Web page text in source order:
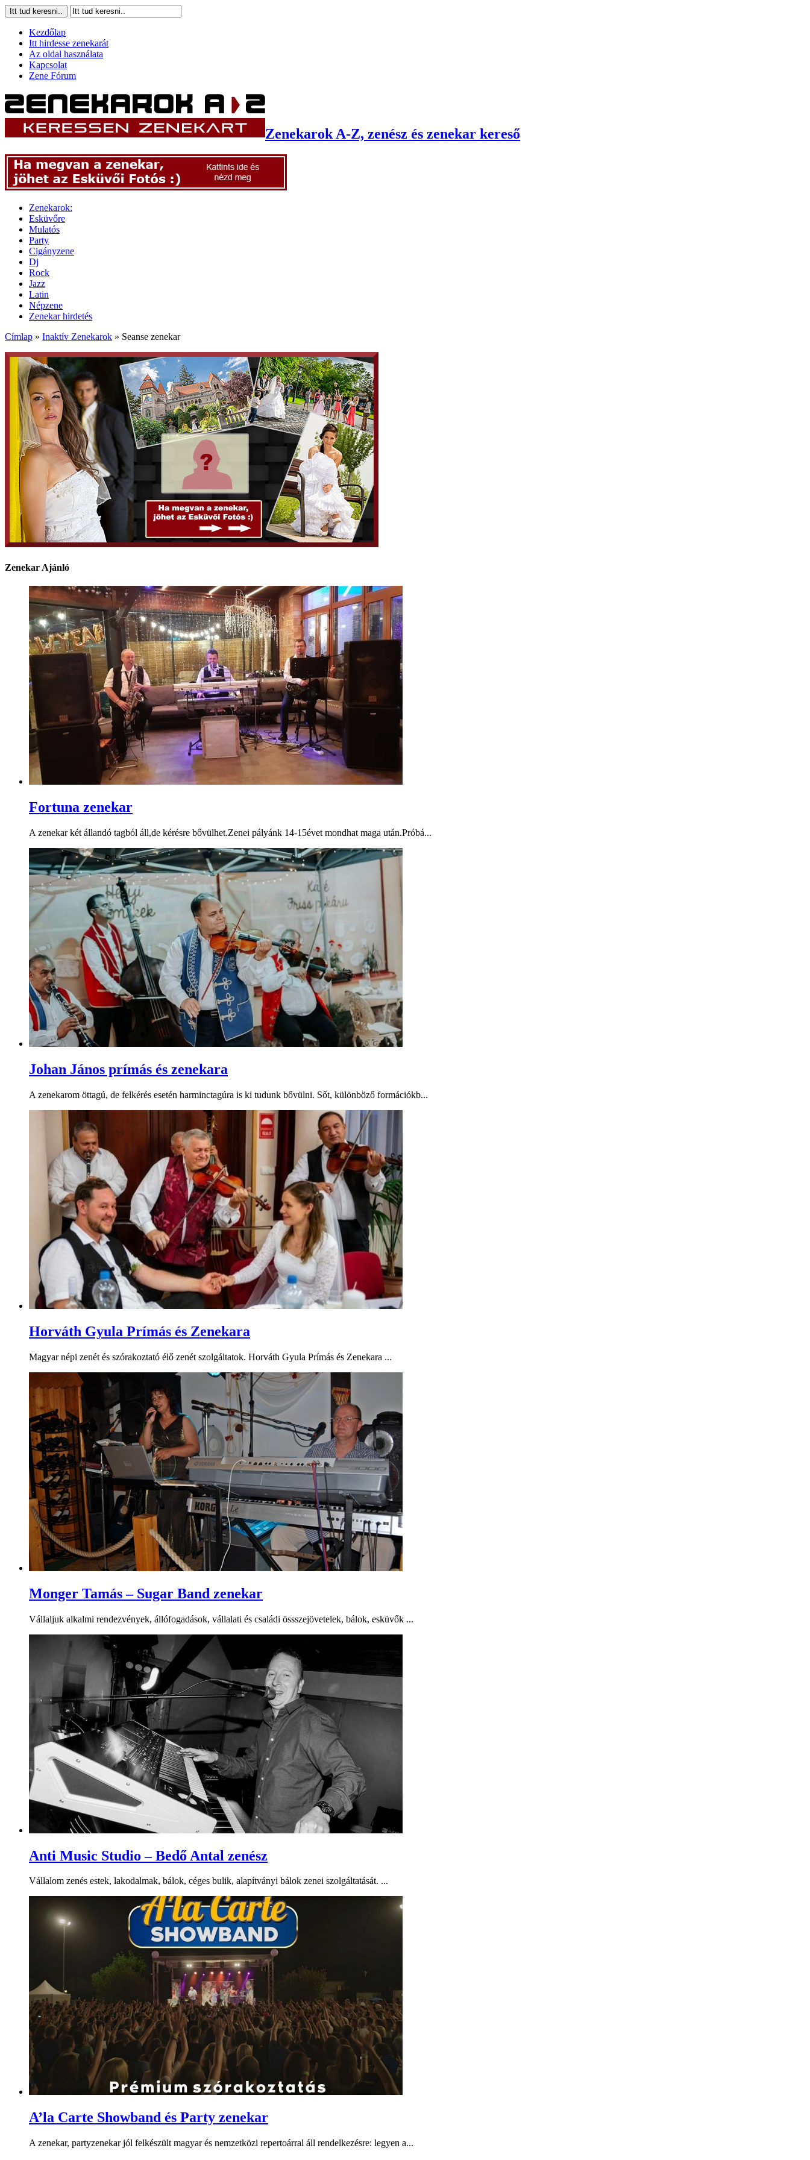
Kezdőlap
Itt hirdesse zenekarát
Az oldal használata
Kapcsolat
Zene Fórum
Zenekarok A-Z, zenész és zenekar kereső
Zenekarok:
Esküvőre
Mulatós
Party
Cigányzene
Dj
Rock
Jazz
Latin
Népzene
Zenekar hirdetés
Címlap » Inaktív Zenekarok » Seanse zenekar
Zenekar Ajánló
Fortuna zenekar
A zenekar két állandó tagból áll,de kérésre bővülhet.Zenei pályánk 14-15évet mondhat maga után.Próbá...
Johan János prímás és zenekara
A zenekarom öttagú, de felkérés esetén harminctagúra is ki tudunk bővülni. Sőt, különböző formációkb...
Horváth Gyula Prímás és Zenekara
Magyar népi zenét és szórakoztató élő zenét szolgáltatok. Horváth Gyula Prímás és Zenekara ...
Monger Tamás – Sugar Band zenekar
Vállaljuk alkalmi rendezvények, állófogadások, vállalati és családi össszejövetelek, bálok, esküvők ...
Anti Music Studio – Bedő Antal zenész
Vállalom zenés estek, lakodalmak, bálok, céges bulik, alapítványi bálok zenei szolgáltatását. ...
A’la Carte Showband és Party zenekar
A zenekar, partyzenekar jól felkészült magyar és nemzetközi repertoárral áll rendelkezésre: legyen a...